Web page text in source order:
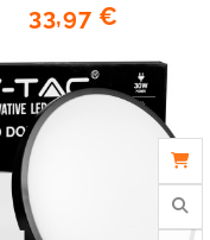
33,97 €